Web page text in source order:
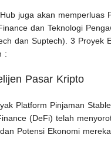
juga akan memperluas
dan Teknologi
dan Suptech). 3 Proyek
:
Pasar Kripto
Platform Pinjaman
(DeFi) telah
Potensi Ekonomi mereka.